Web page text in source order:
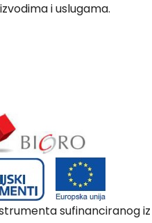
i uslugama.
sufinanciranog iz